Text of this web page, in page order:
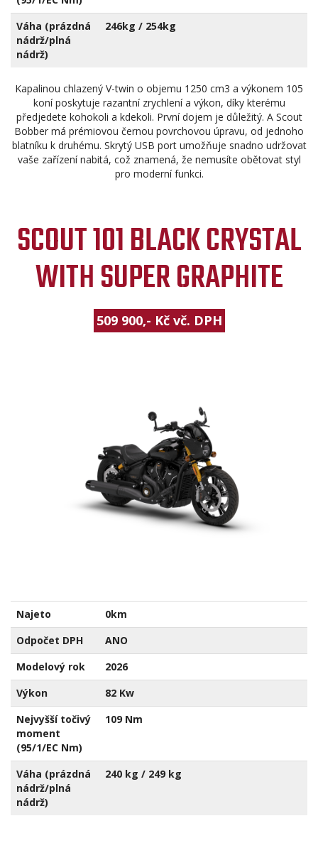
Váha (prázdná
nádrž/plná
nádrž)
246kg / 254kg
Kapalinou chlazený V-twin o objemu 1250 cm3 a výkonem 105
koní poskytuje razantní zrychlení a výkon, díky kterému
předjedete kohokoli a kdekoli. První dojem je důležitý. A Scout
Bobber má prémiovou černou povrchovou úpravu, od jednoho
blatníku k druhému. Skrytý USB port umožňuje snadno udržovat
vaše zařízení nabitá, což znamená, že nemusíte obětovat styl
pro moderní funkci.
SCOUT 101 BLACK CRYSTAL
WITH SUPER GRAPHITE
509 900,- Kč vč. DPH
Najeto
0km
Odpočet DPH
ANO
Modelový rok
2026
Výkon
82 Kw
Nejvyšší točivý
moment
(95/1/EC Nm)
109 Nm
Váha (prázdná
nádrž/plná
nádrž)
240 kg / 249 kg